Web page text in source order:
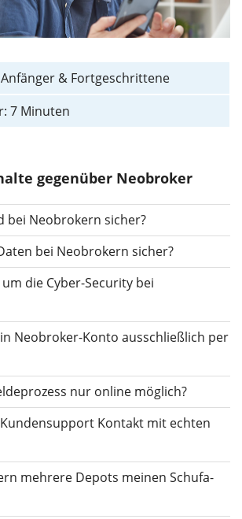
Anfänger & Fortgeschrittene
7 Minuten
gegenüber Neobroker
bei Neobrokern sicher?
bei Neobrokern sicher?
die Cyber-Security bei
Neobroker-Konto ausschließlich per
nur online möglich?
Kontakt mit echten
mehrere Depots meinen Schufa-